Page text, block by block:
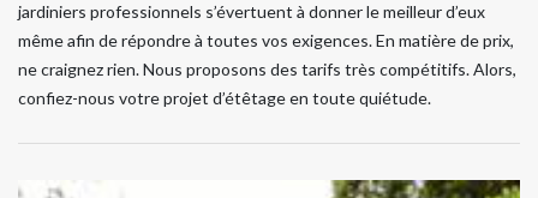
jardiniers professionnels s’évertuent à donner le meilleur d’eux
même afin de répondre à toutes vos exigences. En matière de prix,
ne craignez rien. Nous proposons des tarifs très compétitifs. Alors,
confiez-nous votre projet d’étêtage en toute quiétude.